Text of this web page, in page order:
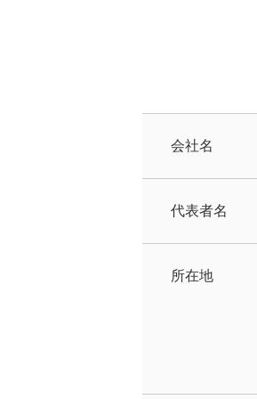
会社名
代表者名
所在地